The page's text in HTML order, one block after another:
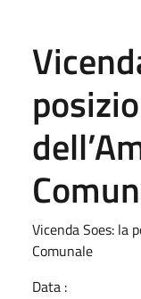
Vicenda Soes: la
Comunale
Data :